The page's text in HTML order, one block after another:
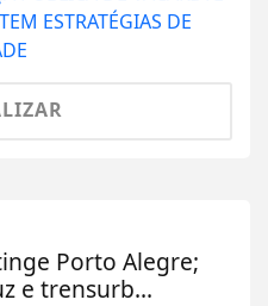
Porto Alegre;
e trensurb...